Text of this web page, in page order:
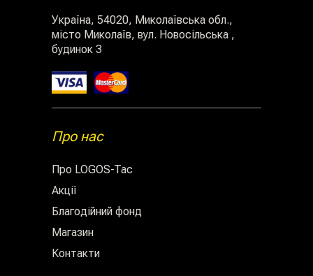
Україна, 54020, Миколаївська обл.,
місто Миколаїв, вул. Новосільська ,
будинок 3
Про нас
Про LOGOS-Tac
Акції
Благодійний фонд
Магазин
Контакти